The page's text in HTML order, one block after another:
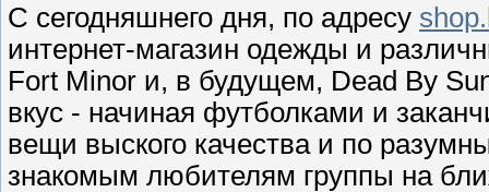
С сегодняшнего дня, по адресу
интернет-магазин одежды и
Fort Minor и, в будущем, Dead By
вкус - начиная футболками и
вещи выского качества и по
знакомым любителям группы на